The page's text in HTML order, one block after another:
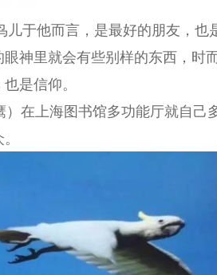
于他而言，是最好的朋友，也
神里就会有些别样的东西，时
是信仰。
上海图书馆多功能厅就自己